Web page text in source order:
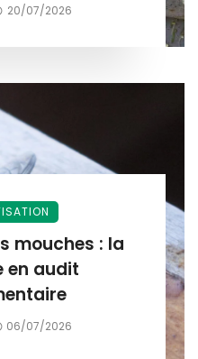
20/07/2026
mouches : la
en audit
06/07/2026